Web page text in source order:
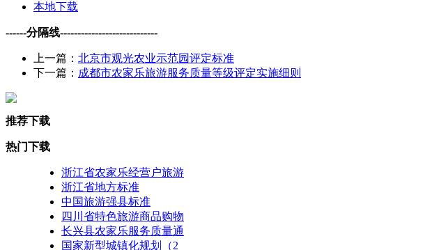
本地下载
------分隔线----------------------------
上一篇： 北京市观光农业示范园评定标准
下一篇： 成都市农家乐旅游服务质量等级评定实施细则
推荐下载
热门下载
浙江省农家乐经营户旅游
浙江省地方标准
中国旅游强县标准
四川省特色旅游商品购物
长兴县农家乐服务质量通
国家新型城镇化规划（2